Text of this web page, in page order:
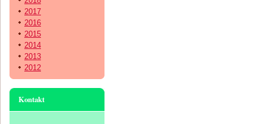
2017
2016
2015
2014
2013
2012
Kontakt